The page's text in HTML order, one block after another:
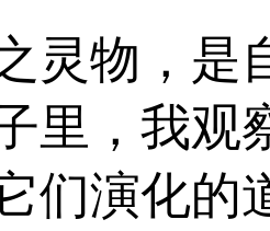
灵物，是
里，我观
们演化的